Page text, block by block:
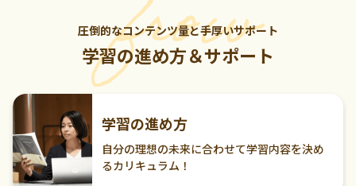
圧倒的なコンテンツ量と手厚いサポート
学習の進め方＆サポート
学習の進め方
自分の理想の未来に合わせて学習内容を決め
るカリキュラム！